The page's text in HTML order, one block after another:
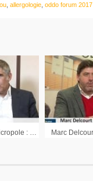
allergologie oddo forum 2017